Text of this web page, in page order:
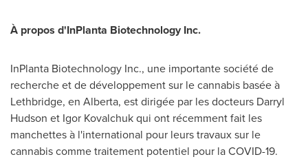
À propos d'InPlanta Biotechnology Inc.
InPlanta Biotechnology Inc., une importante société de
recherche et de développement sur le cannabis basée à
Lethbridge, en Alberta, est dirigée par les docteurs Darryl
Hudson et Igor Kovalchuk qui ont récemment fait les
manchettes à l'international pour leurs travaux sur le
cannabis comme traitement potentiel pour la COVID-19.